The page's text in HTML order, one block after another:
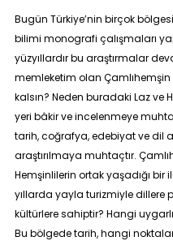
Bugün Türkiye’nin birçok
bilimi monografi çalışmaları
yüzyıllardır bu araştırmalar
memleketim olan
kalsın? Neden buradaki Laz ve
yeri bâkir ve incelenmeye
tarih, coğrafya, edebiyat ve dil
araştırılmaya muhtaçtır.
Hemşinlilerin ortak yaşadığı
yıllarda yayla turizmiyle dillere
kültürlere sahiptir? Hangi
Bu bölgede tarih, hangi